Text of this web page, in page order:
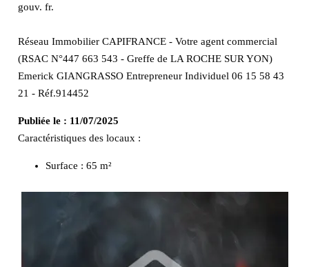
gouv. fr.
Réseau Immobilier CAPIFRANCE - Votre agent commercial
(RSAC N°447 663 543 - Greffe de LA ROCHE SUR YON)
Emerick GIANGRASSO Entrepreneur Individuel 06 15 58 43
21 - Réf.914452
Publiée le : 11/07/2025
Caractéristiques des locaux :
Surface : 65 m²